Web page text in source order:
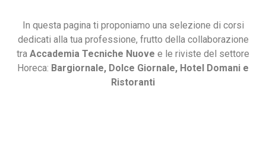
In questa pagina ti proponiamo una selezione di corsi
dedicati alla tua professione, frutto della collaborazione
tra Accademia Tecniche Nuove e le riviste del settore
Horeca: Bargiornale, Dolce Giornale, Hotel Domani e
Ristoranti